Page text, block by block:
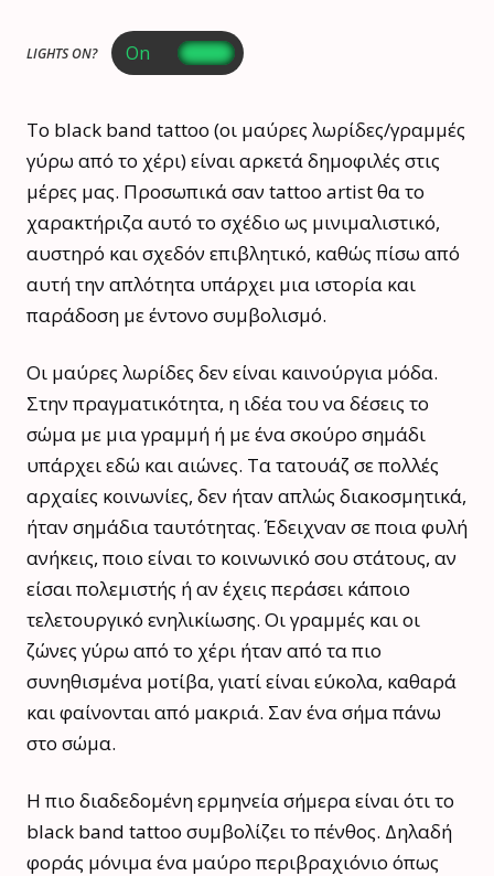
LIGHTS ON?
Το black band tattoo (οι μαύρες λωρίδες/γραμμές
γύρω από το χέρι) είναι αρκετά δημοφιλές στις
μέρες μας. Προσωπικά σαν tattoo artist θα το
χαρακτήριζα αυτό το σχέδιο ως μινιμαλιστικό,
αυστηρό και σχεδόν επιβλητικό, καθώς πίσω από
αυτή την απλότητα υπάρχει μια ιστορία και
παράδοση με έντονο συμβολισμό.
Οι μαύρες λωρίδες δεν είναι καινούργια μόδα.
Στην πραγματικότητα, η ιδέα του να δέσεις το
σώμα με μια γραμμή ή με ένα σκούρο σημάδι
υπάρχει εδώ και αιώνες. Τα τατουάζ σε πολλές
αρχαίες κοινωνίες, δεν ήταν απλώς διακοσμητικά,
ήταν σημάδια ταυτότητας. Έδειχναν σε ποια φυλή
ανήκεις, ποιο είναι το κοινωνικό σου στάτους, αν
είσαι πολεμιστής ή αν έχεις περάσει κάποιο
τελετουργικό ενηλικίωσης. Οι γραμμές και οι
ζώνες γύρω από το χέρι ήταν από τα πιο
συνηθισμένα μοτίβα, γιατί είναι εύκολα, καθαρά
και φαίνονται από μακριά. Σαν ένα σήμα πάνω
στο σώμα.
Η πιο διαδεδομένη ερμηνεία σήμερα είναι ότι το
black band tattoo συμβολίζει το πένθος. Δηλαδή
φοράς μόνιμα ένα μαύρο περιβραχιόνιο όπως